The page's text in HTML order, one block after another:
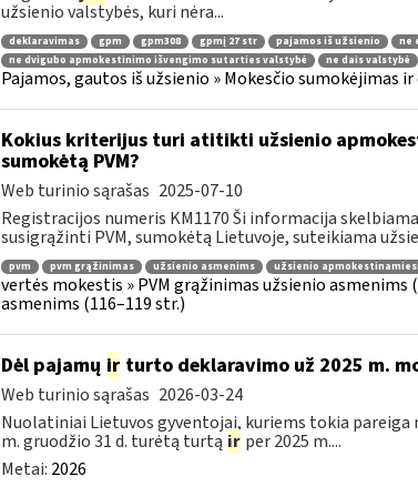
užsienio valstybės, kuri nėra...
deklaravimas gpm gpm308 gpmį 27 str pajamos iš užsienio ne
ne dvigubo apmokestinimo išvengimo sutarties valstybė
ne dais valstybė
Pajamos, gautos iš užsienio » Mokesčio sumokėjimas
Kokius kriterijus turi atitikti užsienio
sumokėtą PVM?
Web turinio sąrašas 2025-07-10
Registracijos numeris KM1170 Ši informacija
susigrąžinti PVM, sumokėtą Lietuvoje, suteikiama
pvm pvm grąžinimas užsienio asmenims užsienio
vertės mokestis » PVM grąžinimas užsienio
asmenims (116–119 str.)
Dėl pajamų irturto deklaravimo už 2025 m.
Web turinio sąrašas 2026-03-24
Nuolatiniai Lietuvos gyventojai, kuriems tokia
m. gruodžio 31 d. turėtą turtą ir per 2025 m....
Metai: 2026